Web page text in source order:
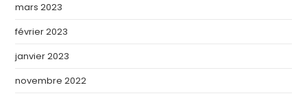
mars 2023
février 2023
janvier 2023
novembre 2022